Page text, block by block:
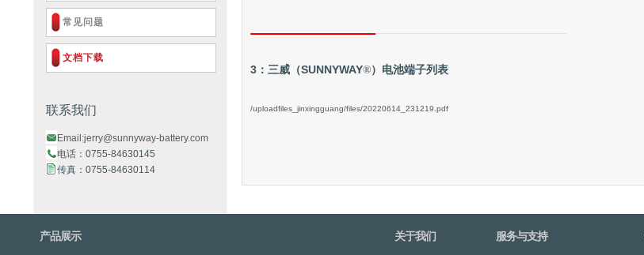
常见问题
文档下载
联系我们
Email:jerry@sunnyway-battery.com
电话：0755-84630145
传真：0755-84630114
3：三威（SUNNYWAY®）电池端子列表
/uploadfiles_jinxingguang/files/20220614_231219.pdf
产品展示 关于我们 服务与支持